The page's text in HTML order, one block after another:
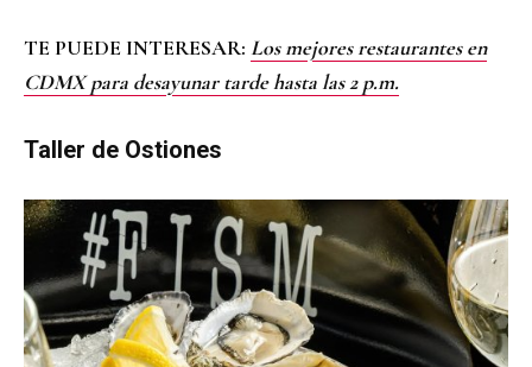
TE PUEDE INTERESAR: Los mejores restaurantes en
CDMX para desayunar tarde hasta las 2 p.m.
Taller de Ostiones